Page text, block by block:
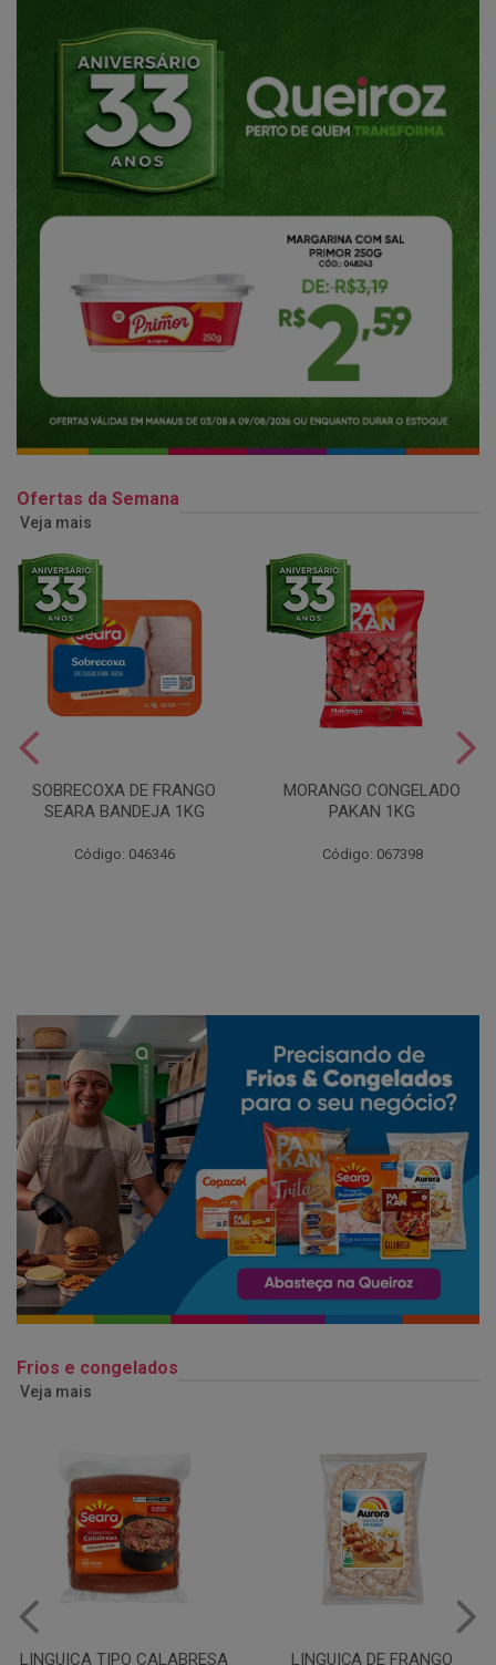
Ofertas da Semana
Veja mais
SOBRECOXA DE FRANGO
SEARA BANDEJA 1KG
Código: 046346
MORANGO CONGELADO
PAKAN 1KG
Código: 067398
Frios e congelados
Veja mais
LINGUIÇA DE FRANGO QUEIJO MUSSARELA